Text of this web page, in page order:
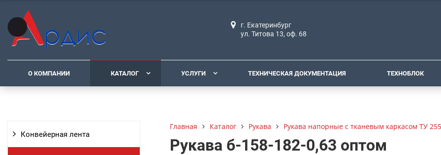
г. Екатеринбург
ул. Титова 13, оф. 68
О КОМПАНИИ КАТАЛОГ УСЛУГИ ТЕХНИЧЕСКАЯ ДОКУМЕНТАЦИЯ ТЕХНОБЛОК
Конвейерная лента
Главная Каталог Рукава Рукава напорные с тканевым каркасом ТУ
Рукава б-158-182-0,63 оптом